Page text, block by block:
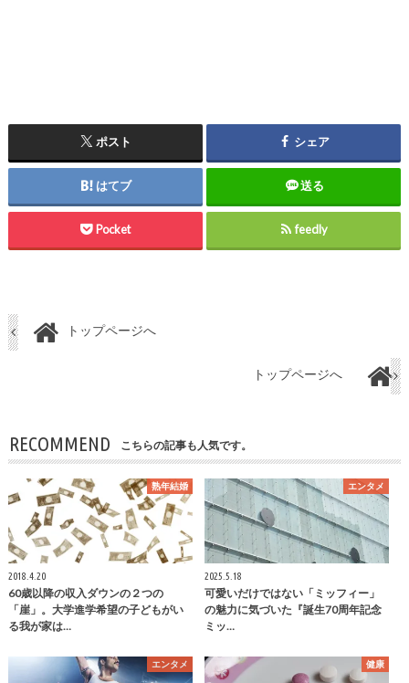
ポスト シェア
はてブ 送る
Pocket feedly
トップページへ
トップページへ
RECOMMEND こちらの記事も人気です。
熟年結婚
2018.4.20
60歳以降の収入ダウンの２つの
「崖」。大学進学希望の子どもがい
る我が家は…
エンタメ
2025.5.18
可愛いだけではない「ミッフィー」
の魅力に気づいた『誕生70周年記念
ミッ…
エンタメ 健康